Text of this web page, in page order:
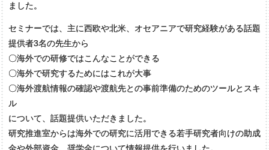
ました。
セミナーでは、主に西欧や北米、オセアニアで研究経験がある話題
提供者3名の先生から
〇海外での研修ではこんなことができる
〇海外で研究するためにはこれが大事
〇海外渡航情報の確認や渡航先との事前準備のためのツールとスキ
ル
について、話題提供いただきました。
研究推進室からは海外での研究に活用できる若手研究者向けの助成